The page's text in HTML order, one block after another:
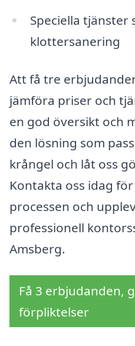
Speciella
klottersanering
Att få tre
jämföra priser och
en god översikt och
den lösning som
krångel och låt oss
Kontakta oss idag
processen och
professionell
Amsberg.
Få 3 erbjudanden,
förpliktelser